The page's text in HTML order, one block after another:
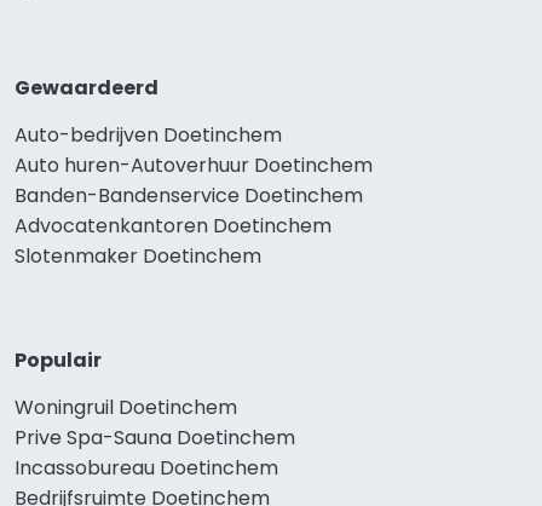
Gewaardeerd
Auto-bedrijven Doetinchem
Auto huren-Autoverhuur Doetinchem
Banden-Bandenservice Doetinchem
Advocatenkantoren Doetinchem
Slotenmaker Doetinchem
Populair
Woningruil Doetinchem
Prive Spa-Sauna Doetinchem
Incassobureau Doetinchem
Bedrijfsruimte Doetinchem